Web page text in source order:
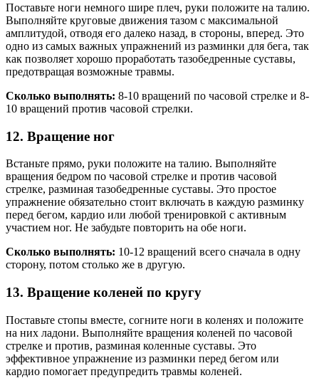
Поставьте ноги немного шире плеч, руки положите на талию.
Выполняйте круговые движения тазом с максимальной
амплитудой, отводя его далеко назад, в стороны, вперед. Это
одно из самых важных упражнений из разминки для бега, так
как позволяет хорошо проработать тазобедренные суставы,
предотвращая возможные травмы.
Сколько выполнять: 8-10 вращений по часовой стрелке и 8-
10 вращений против часовой стрелки.
12. Вращение ног
Встаньте прямо, руки положите на талию. Выполняйте
вращения бедром по часовой стрелке и против часовой
стрелке, разминая тазобедренные суставы. Это простое
упражнение обязательно стоит включать в каждую разминку
перед бегом, кардио или любой тренировкой с активным
участием ног. Не забудьте повторить на обе ноги.
Сколько выполнять: 10-12 вращений всего сначала в одну
сторону, потом столько же в другую.
13. Вращение коленей по кругу
Поставьте стопы вместе, согните ноги в коленях и положите
на них ладони. Выполняйте вращения коленей по часовой
стрелке и против, разминая коленные суставы. Это
эффективное упражнение из разминки перед бегом или
кардио помогает предупредить травмы коленей.